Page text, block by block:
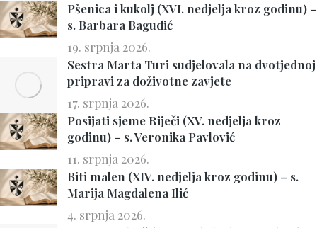
Pšenica i kukolj (XVI. nedjelja kroz godinu) –
s. Barbara Bagudić
19. srpnja 2026.
Sestra Marta Turi sudjelovala na dvotjednoj
pripravi za doživotne zavjete
17. srpnja 2026.
Posijati sjeme Riječi (XV. nedjelja kroz
godinu) – s. Veronika Pavlović
11. srpnja 2026.
Biti malen (XIV. nedjelja kroz godinu) – s.
Marija Magdalena Ilić
4. srpnja 2026.